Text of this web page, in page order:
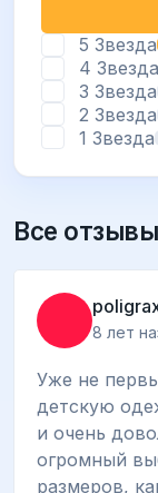
5 Звезда
4 Звезда
3 Звезда
2 Звезда
1 Звезда
Все отзывы
8 лет
Уже не
детскую
и очень
огромный
размеров,